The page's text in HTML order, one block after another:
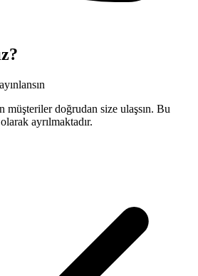
müşteriler doğrudan size ulaşsın. Bu
ayrılmaktadır.